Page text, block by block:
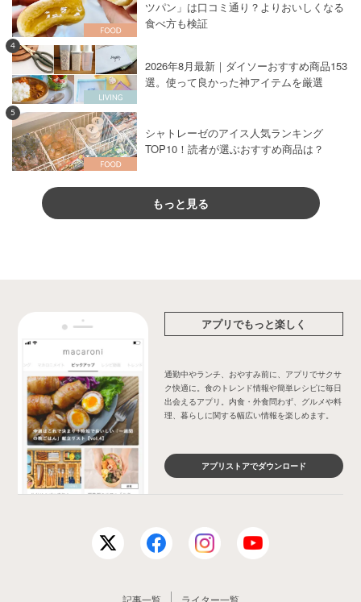
ツパン」は口コミ通り？よりおいしくなる
食べ方も検証
4
2026年8月最新｜ダイソーおすすめ商品153
選。使って良かった神アイテムを厳選
5
シャトレーゼのアイス人気ランキング
TOP10！読者が選ぶおすすめ商品は？
もっと見る
アプリでもっと楽しく
通勤中やランチ、おやすみ前に、アプリでサクサ
ク快適に。食のトレンド情報や簡単レシピに毎日
出会えるアプリ。内食・外食問わず、グルメや料
理、暮らしに関する幅広い情報を楽しめます。
アプリストアでダウンロード